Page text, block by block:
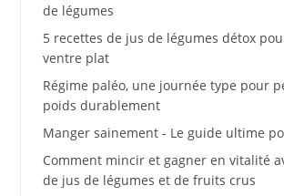
de légumes
5 recettes de jus de légumes détox
ventre plat
Régime paléo, une journée type pour
poids durablement
Manger sainement - Le guide ultime
Comment mincir et gagner en vitalité
de jus de légumes et de fruits crus